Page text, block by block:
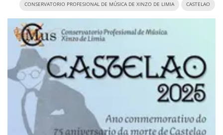
CONSERVATORIO PROFESIONAL DE MÚSICA DE XINZO DE LIMIA CASTELAO